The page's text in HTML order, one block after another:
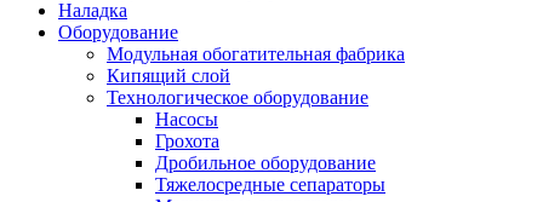
Наладка
Оборудование
Модульная обогатительная фабрика
Кипящий слой
Технологическое оборудование
Насoсы
Грохота
Дробильное оборудование
Тяжелосредные сепараторы